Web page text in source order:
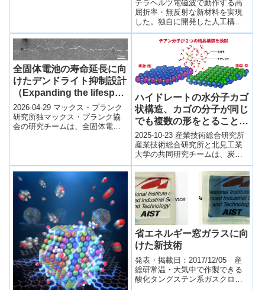
テラヘルツ電磁波で動作する高
屈折率・無反射な新材料を実現
した。独自に開発した人工構造
材料（メタサーフェス）の特許
技術を応用し、電波法で電波と
して定義される最上限の３テラ
ヘルツの周波数で実現した。高
屈折率・無反射なメタサーフェ
スの作製には、スーパーインク
ジェットプリンターと呼ばれる
微細な構造を描ける印刷技術を
用いた。
全固体電池の寿命延長に向
けたデンドライト抑制設計
（Expanding the lifespan
of solid-state batteries）
2026-04-29 マックス・プランク
研究所独マックス・プランク協
会の研究チームは、全固体電池
ハイドレートの水分子カゴ
状構造、カゴの分子が同じ
でも複数の形をとることを
発見～環境にやさしいエネ
ルギー・環境材料設計に向
けた水分子の結晶構造制御
に新しい視点～
2025-10-23 産業技術総合研究所
産業技術総合研究所と北見工業
大学の共同研究チームは、炭素
と硫黄を含む六員環化合物「チ
アン（C₅H₁₀S）」が、同一分子
に...
省エネルギー窓ガラスに向
けた新技術
発表・掲載日：2017/12/05 産
総研常温・大気中で作製できる
酸化タングステン系ガスクロミ